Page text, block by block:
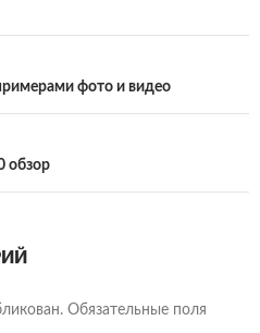
фото и видео
обзор
Обязательные поля